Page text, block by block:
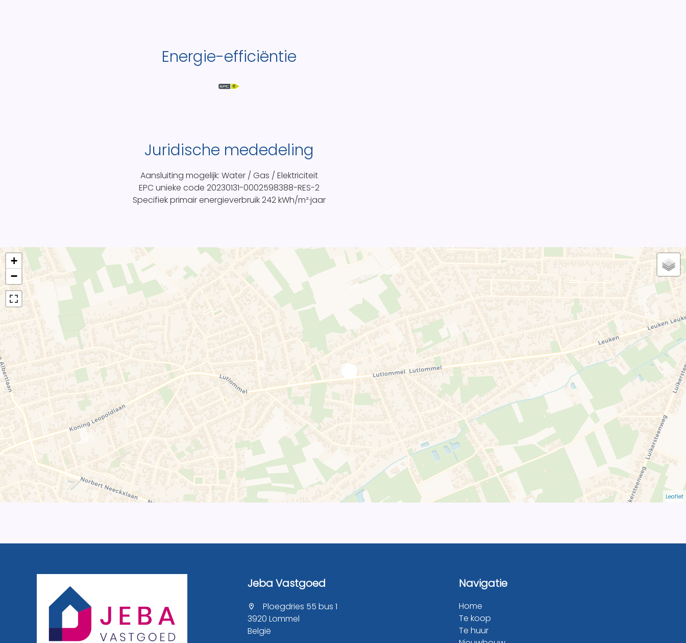
Energie-efficiëntie
C
Juridische mededeling
Aansluiting mogelijk: Water / Gas / Elektriciteit
EPC unieke code 20230131-0002598388-RES-2
Specifiek primair energieverbruik242 kWh/m²·jaar
+
−
Leaflet
Jeba Vastgoed
Ploegdries 55 bus 1
3920 Lommel
België
Navigatie
Home
Te koop
Te huur